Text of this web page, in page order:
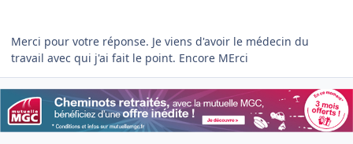
Merci pour votre réponse. Je viens d'avoir le médecin du
travail avec qui j'ai fait le point. Encore MErci